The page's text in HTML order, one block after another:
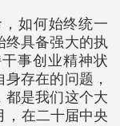
如何始终统一
终具备强大的执
事创业精神状
存在的问题，
都是我们这个大
，在二十届中央